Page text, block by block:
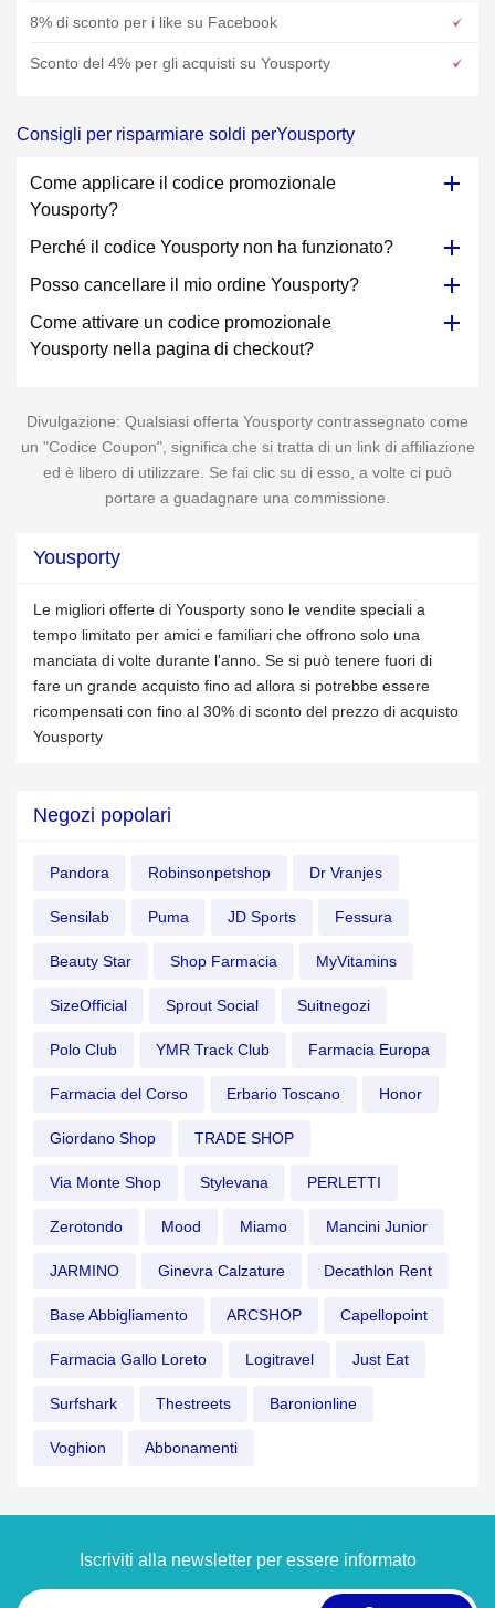
8% di sconto per i like su Facebook
Sconto del 4% per gli acquisti su Yousporty
Consigli per risparmiare soldi perYousporty
Come applicare il codice promozionale
Yousporty?
Perché il codice Yousporty non ha funzionato?
Posso cancellare il mio ordine Yousporty?
Come attivare un codice promozionale
Yousporty nella pagina di checkout?
Divulgazione: Qualsiasi offerta Yousporty contrassegnato come
un "Codice Coupon", significa che si tratta di un link di affiliazione
ed è libero di utilizzare. Se fai clic su di esso, a volte ci può
portare a guadagnare una commissione.
Yousporty
Le migliori offerte di Yousporty sono le vendite speciali a
tempo limitato per amici e familiari che offrono solo una
manciata di volte durante l'anno. Se si può tenere fuori di
fare un grande acquisto fino ad allora si potrebbe essere
ricompensati con fino al 30% di sconto del prezzo di acquisto
Yousporty
Negozi popolari
Pandora Robinsonpetshop Dr Vranjes
Sensilab Puma JD Sports Fessura
Beauty Star Shop Farmacia MyVitamins
SizeOfficial Sprout Social Suitnegozi
Polo Club YMR Track Club Farmacia Europa
Farmacia del Corso Erbario Toscano Honor
Giordano Shop TRADE SHOP
Via Monte Shop Stylevana PERLETTI
Zerotondo Mood Miamo Mancini Junior
JARMINO Ginevra Calzature Decathlon Rent
Base Abbigliamento ARCSHOP Capellopoint
Farmacia Gallo Loreto Logitravel Just Eat
Surfshark Thestreets Baronionline
Voghion Abbonamenti
Iscriviti alla newsletter per essere informato